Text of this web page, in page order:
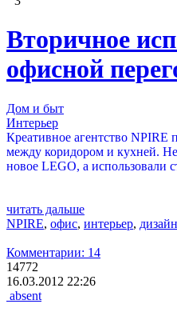
Вторичное
офисной
Дом и быт
Интерьер
Креативное агентство NPIRE
между коридором и кухней. Не
новое LEGO, а использовали
читать дальше
NPIRE, офис, интерьер, дизайн
Комментарии: 14
14772
16.03.2012 22:26
absent